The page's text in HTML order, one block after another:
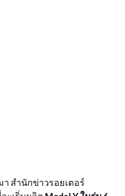
สำนักข่าวรอยเตอร์